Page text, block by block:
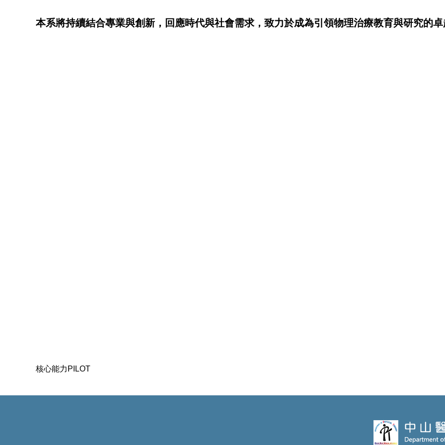
本系將持續結合專業與創新，回應時代與社會需求，致力於成為引領物理治療教育與研究的
核心能力PILOT